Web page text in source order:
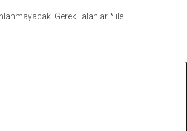
Gerekli alanlar* ile